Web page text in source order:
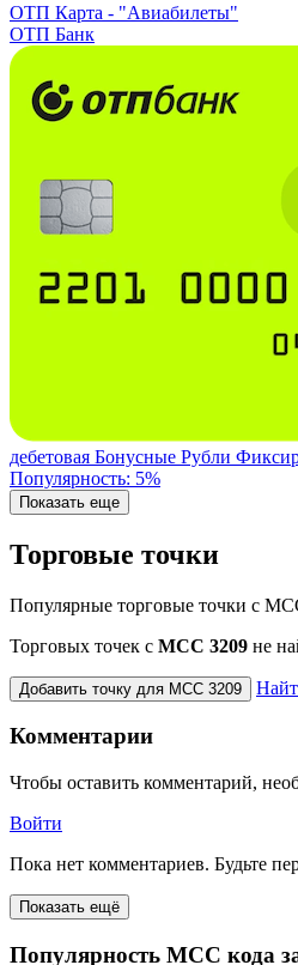
ОТП Карта - "Авиабилеты"
ОТП Банк
дебетовая Бонусные Рубли
Популярность: 5%
Показать еще
Торговые точки
Популярные торговые точки с
Торговых точек с МСС 3209 не
Добавить точку для MCC 3209
Комментарии
Чтобы оставить комментарий,
Войти
Пока нет комментариев. Будьте
Показать ещё
Популярность MCC кода